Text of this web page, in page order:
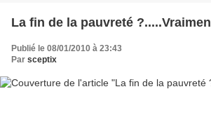
La fin de la pauvreté
Publié le 08/01/2010 à 23:43
Par sceptix